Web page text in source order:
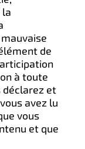
la
de
à toute
déclarez et
avez lu
vous
et que